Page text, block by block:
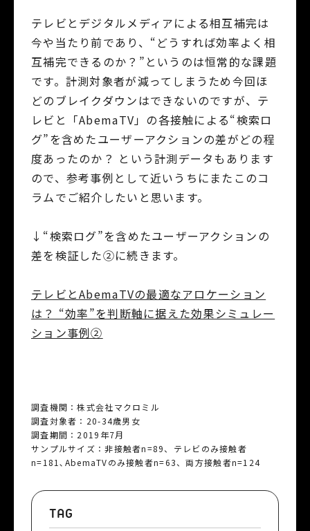
テレビとデジタルメディアによる相互補完は
今や当たり前であり、“どうすれば効率よく相
互補完できるのか？”というのは恒常的な課題
です。計測対象者が減ってしまうため今回ほ
どのブレイクダウンはできないのですが、テ
レビと「AbemaTV」の各接触による“検索ロ
グ”を含めたユーザーアクションの差がどの程
度あったのか？ という計測データもあります
ので、参考事例として近いうちにまたこのコ
ラムでご紹介したいと思います。
↓“検索ログ”を含めたユーザーアクションの
差を検証した②に続きます。
テレビとAbemaTVの最適なアロケーション
は？ “効率”を判断軸に据えた効果シミュレー
ション事例②
調査機関：株式会社マクロミル
調査対象者：20-34歳男女
調査期間：2019年7月
サンプルサイズ：非接触者n=89、テレビのみ接触者
n=181､AbemaTVのみ接触者n=63、両方接触者n=124
TAG